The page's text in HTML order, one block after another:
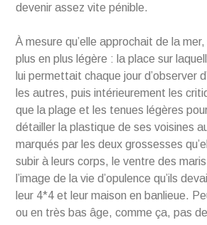
devenir assez vite pénible.
À mesure qu’elle approchait de la
plus en plus légère : la place sur
lui permettait chaque jour d’observer
les autres, puis intérieurement les
que la plage et les tenues légères
détailler la plastique de ses voisines
marqués par les deux grossesses
subir à leurs corps, le ventre des
l’image de la vie d’opulence qu’ils
leur 4*4 et leur maison en banlieue.
ou en très bas âge, comme ça, pas